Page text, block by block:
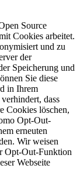
Source
Cookies arbeitet.
und zu
der
Speicherung und
Sie diese
in Ihrem
dass
Cookies löschen,
Opt-Out-
erneuten
Wir weisen
Opt-Out-Funktion
Webseite